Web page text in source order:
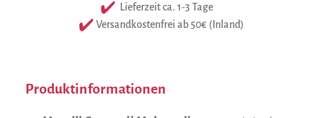
Lieferzeit ca. 1-3 Tage
Versandkostenfrei ab 50€ (Inland)
Produktinformationen